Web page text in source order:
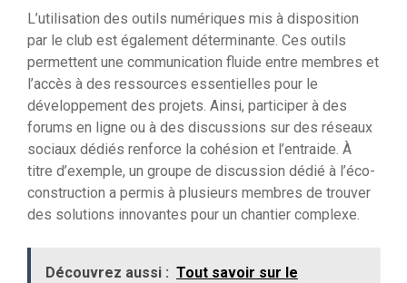
L’utilisation des outils numériques mis à disposition
par le club est également déterminante. Ces outils
permettent une communication fluide entre membres et
l’accès à des ressources essentielles pour le
développement des projets. Ainsi, participer à des
forums en ligne ou à des discussions sur des réseaux
sociaux dédiés renforce la cohésion et l’entraide. À
titre d’exemple, un groupe de discussion dédié à l’éco-
construction a permis à plusieurs membres de trouver
des solutions innovantes pour un chantier complexe.
Découvrez aussi : Tout savoir sur le